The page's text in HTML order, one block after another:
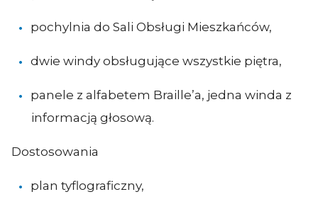
pochylnia do Sali Obsługi Mieszkańców,
dwie windy obsługujące wszystkie piętra,
panele z alfabetem Braille’a, jedna winda z
informacją głosową.
Dostosowania
plan tyflograficzny,